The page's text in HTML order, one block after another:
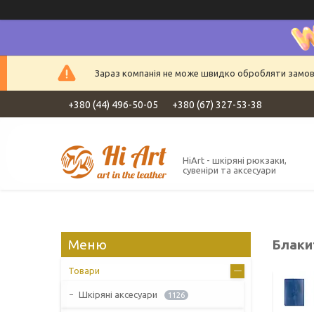
Зараз компанія не може швидко обробляти
+380 (44) 496-50-05 +380 (67) 327-53-38
HiArt - шкіряні рюкзаки,
сувеніри та аксесуари
Товари
Шкіряні аксесуари 1126